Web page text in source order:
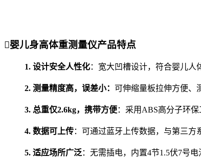
婴儿身高体重测量仪产品特点
1. 设计安全人性化：宽大凹槽设计，符合婴儿人
2. 测量精度高，误差小： 可伸缩量板拉伸方便、
3. 总重仅2.6kg，携带方便：采用ABS高分子环
4. 数据可上传：可通过蓝牙上传数据，与第三方
5. 适应场所广泛：无需插电，内置4节1.5伏7号